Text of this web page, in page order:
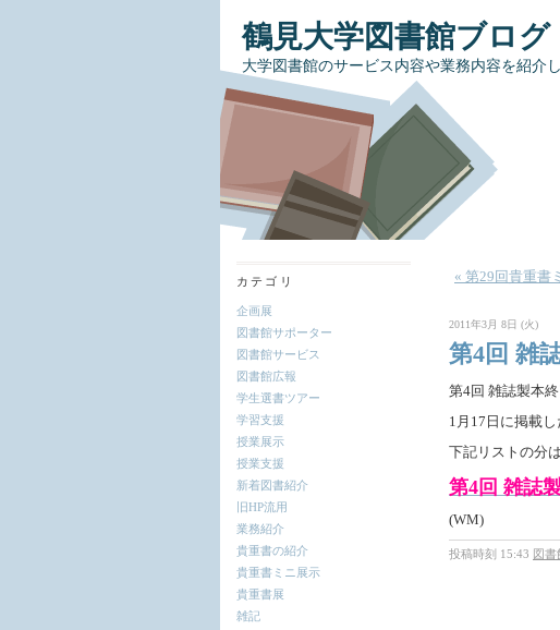
鶴見大学図書館ブログ
大学図書館のサービス内容や業務内容を紹介し
カテゴリ
企画展
図書館サポーター
図書館サービス
図書館広報
学生選書ツアー
学習支援
授業展示
授業支援
新着図書紹介
旧HP流用
業務紹介
貴重書の紹介
貴重書ミニ展示
貴重書展
雑記
« 第29回貴重書
2011年3月 8日 (火)
第4回 雑
第4回 雑誌製本
1月17日に掲載
下記リストの分
第4回 雑誌
(WM)
投稿時刻 15:43 図書